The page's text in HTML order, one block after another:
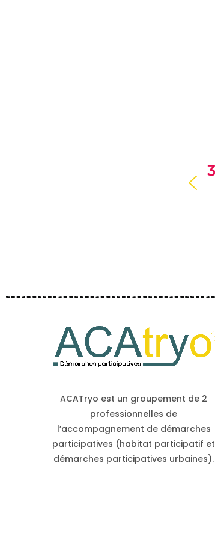
ACATryo est un groupement de 2
professionnelles de
l’accompagnement de démarches
participatives (habitat participatif et
démarches participatives urbaines).